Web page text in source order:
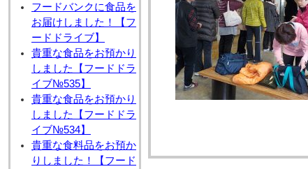
フードバンクに食品を
お届けしました！【フ
ードドライブ】
貴重な食品をお預かり
しました【フードドラ
イブ№535】
貴重な食品をお預かり
しました【フードドラ
イブ№534】
貴重な食料品をお預か
りしました！【フード